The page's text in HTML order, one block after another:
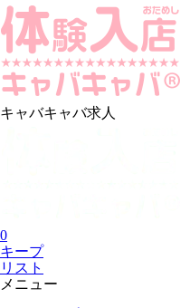
キャバキャバ求人
0
キープ
リスト
メニュー